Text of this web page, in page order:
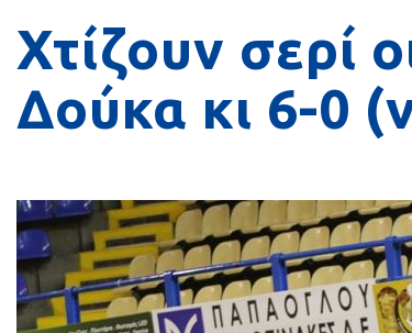
Χτίζουν σερί
Δούκα κι 6-0